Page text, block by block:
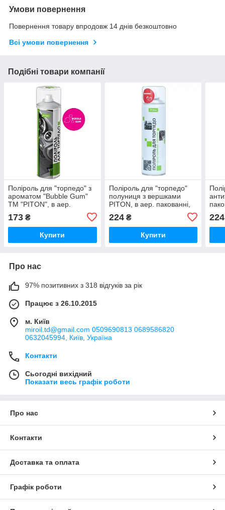
Умови повернення
Повернення товару впродовж 14 днів безкоштовно
Всі умови повернення
Подібні товари компанії
Поліроль для "торпедо" з
ароматом "Bubble Gum"
ТМ "PITON", в аер.
пакованні, 500 мл (6 шт. в
упа)
173 ₴
Купити
Поліроль для "торпедо"
полуниця з вершками
PITON, в аер. пакованні,
224₴
Купити
224
Про нас
97% позитивних з 318 відгуків за рік
Працює з 26.10.2015
м. Київ
miroil.td@gmail.com 0509690813 0689586820
0632045994, Київ, Україна
Контакти
Сьогодні вихідний
Показати весь графік роботи
Про нас
Контакти
Доставка та оплата
Графік роботи